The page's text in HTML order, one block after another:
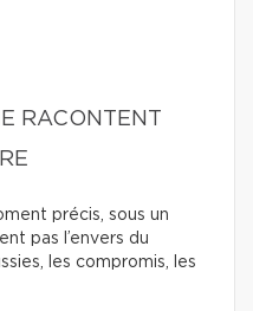
RACONTENT
précis, sous un
pas l’envers du
les compromis, les